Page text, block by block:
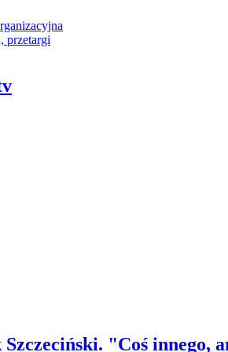
przetargi
"Coś innego,